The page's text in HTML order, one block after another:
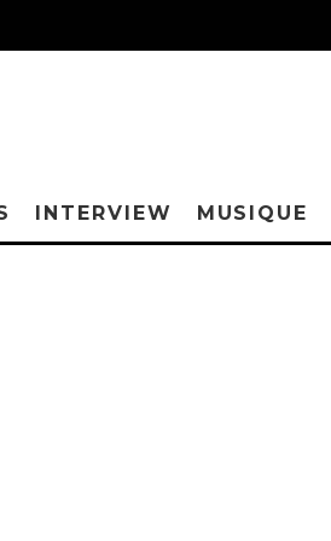
INTERVIEW MUSIQUE